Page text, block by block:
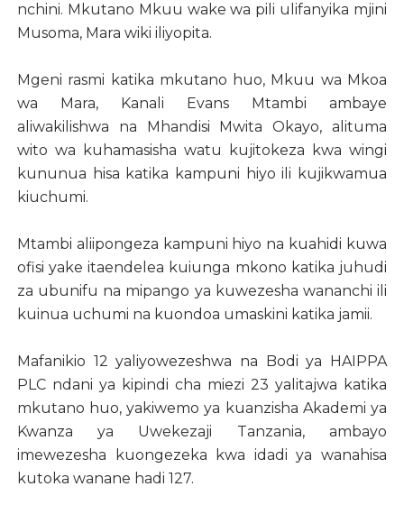
nchini. Mkutano Mkuu wake wa pili ulifanyika mjini
Musoma, Mara wiki iliyopita.
Mgeni rasmi katika mkutano huo, Mkuu wa Mkoa
wa Mara, Kanali Evans Mtambi ambaye
aliwakilishwa na Mhandisi Mwita Okayo, alituma
wito wa kuhamasisha watu kujitokeza kwa wingi
kununua hisa katika kampuni hiyo ili kujikwamua
kiuchumi.
Mtambi aliipongeza kampuni hiyo na kuahidi kuwa
ofisi yake itaendelea kuiunga mkono katika juhudi
za ubunifu na mipango ya kuwezesha wananchi ili
kuinua uchumi na kuondoa umaskini katika jamii.
Mafanikio 12 yaliyowezeshwa na Bodi ya HAIPPA
PLC ndani ya kipindi cha miezi 23 yalitajwa katika
mkutano huo, yakiwemo ya kuanzisha Akademi ya
Kwanza ya Uwekezaji Tanzania, ambayo
imewezesha kuongezeka kwa idadi ya wanahisa
kutoka wanane hadi 127.